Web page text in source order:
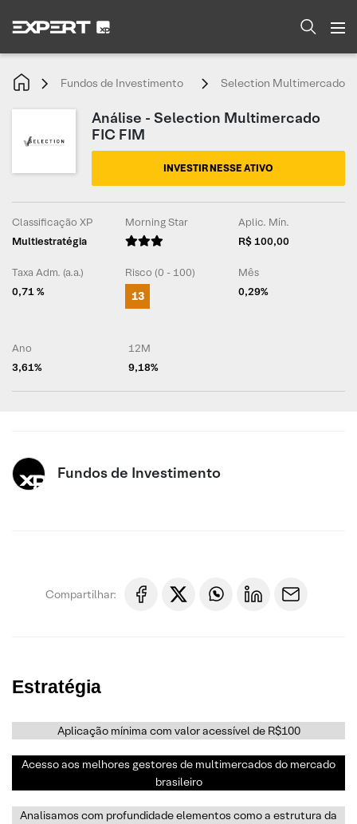
Fundos de Investimento Selection Multimercado
Análise - Selection Multimercado
FIC FIM
INVESTIR NESSE ATIVO
Classificação XP
Multiestratégia
Morning Star
Aplic. Mín.
R$ 100,00
Taxa Adm. (a.a.)
0,71 %
Risco (0 - 100)
13
Mês
0,29%
Ano
3,61%
12M
9,18%
Fundos de Investimento
Compartilhar:
Estratégia
Aplicação mínima com valor acessível de R$100
Acesso aos melhores gestores de multimercados do mercado
brasileiro
Analisamos com profundidade elementos como a estrutura da